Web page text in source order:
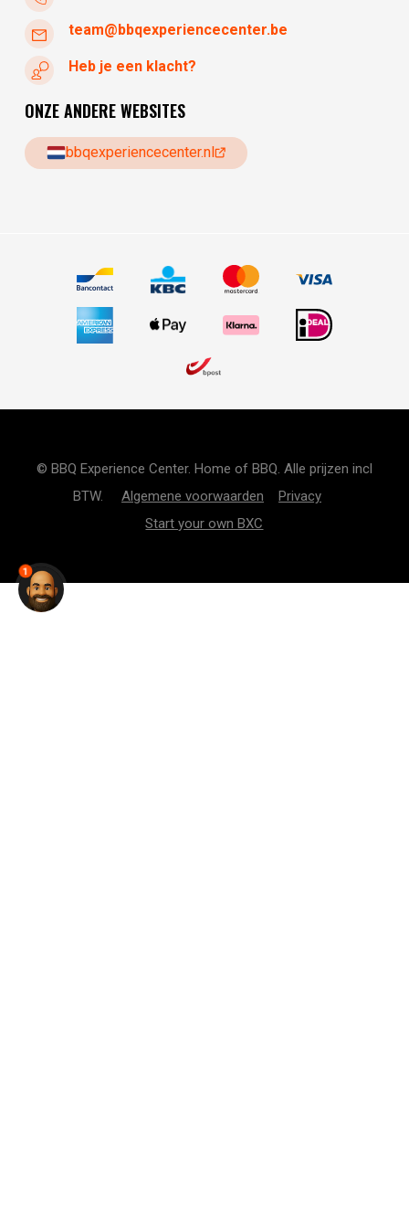
team@bbqexperiencecenter.be
Heb je een klacht?
ONZE ANDERE WEBSITES
bbqexperiencecenter.nl
© BBQ Experience Center. Home of BBQ. Alle prijzen incl
BTW. Algemene voorwaarden
Privacy
Start your own BXC
1